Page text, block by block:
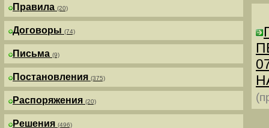
Правила (20)
Договоры (74)
Письма (9)
Постановления (375)
Распоряжения (20)
Решения (496)